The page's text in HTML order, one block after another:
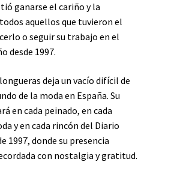
ganarse el cariño y la
aquellos que tuvieron el
o seguir su trabajo en el
desde 1997.
deja un vacío difícil de
de la moda en España. Su
en cada peinado, en cada
y en cada rincón del Diario
1997, donde su presencia
con nostalgia y gratitud.